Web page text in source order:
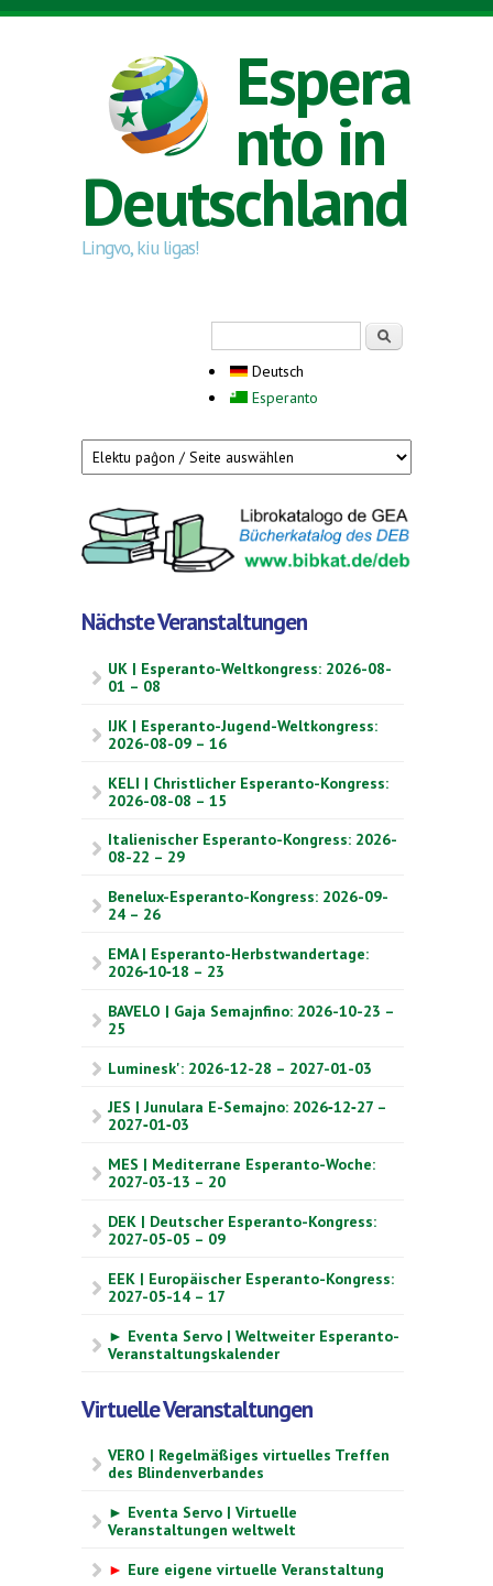
Direkt zum Inhalt
Espera
nto in
Deutschland
Lingvo, kiu ligas!
Deutsch
Esperanto
Nächste Veranstaltungen
UK | Esperanto-Weltkongress: 2026-08-
01 – 08
IJK | Esperanto-Jugend-Weltkongress:
2026-08-09 – 16
KELI | Christlicher Esperanto-Kongress:
2026-08-08 – 15
Italienischer Esperanto-Kongress: 2026-
08-22 – 29
Benelux-Esperanto-Kongress: 2026-09-
24 – 26
EMA | Esperanto-Herbstwandertage:
2026‑10‑18 – 23
BAVELO | Gaja Semajnfino: 2026-10-23 –
25
Luminesk': 2026-12-28 – 2027-01-03
JES | Junulara E-Semajno: 2026‑12‑27 –
2027‑01‑03
MES | Mediterrane Esperanto-Woche:
2027-03-13 – 20
DEK | Deutscher Esperanto-Kongress:
2027-05-05 – 09
EEK | Europäischer Esperanto-Kongress:
2027-05-14 – 17
► Eventa Servo | Weltweiter Esperanto-
Veranstaltungskalender
Virtuelle Veranstaltungen
VERO | Regelmäßiges virtuelles Treffen
des Blindenverbandes
► Eventa Servo | Virtuelle
Veranstaltungen weltwelt
► Eure eigene virtuelle Veranstaltung